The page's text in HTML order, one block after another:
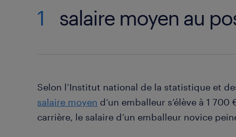
1 salaire moyen au
Selon l’Institut national de la statistique et
salaire moyen d’un emballeur s’élève à 1
carrière, le salaire d’un emballeur novice